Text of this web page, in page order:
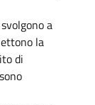
a
la
di